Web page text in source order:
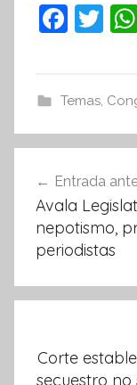
F
e
b
o
k
T
er
Temas,
de
entradas
Entrada
Avala
nepotismo,
periodistas
Corte
secuestro